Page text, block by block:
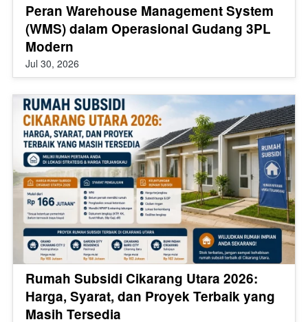
Peran Warehouse Management System
(WMS) dalam Operasional Gudang 3PL
Modern
Jul 30, 2026
Rumah Subsidi Cikarang Utara 2026:
Harga, Syarat, dan Proyek Terbaik yang
Masih Tersedia